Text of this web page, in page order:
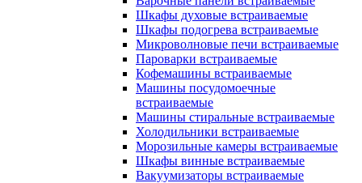
Шкафы духовые встраиваемые
Шкафы подогрева встраиваемые
Микроволновые печи встраиваемые
Пароварки встраиваемые
Кофемашины встраиваемые
Машины посудомоечные
встраиваемые
Машины стиральные встраиваемые
Холодильники встраиваемые
Морозильные камеры встраиваемые
Шкафы винные встраиваемые
Вакуумизаторы встраиваемые